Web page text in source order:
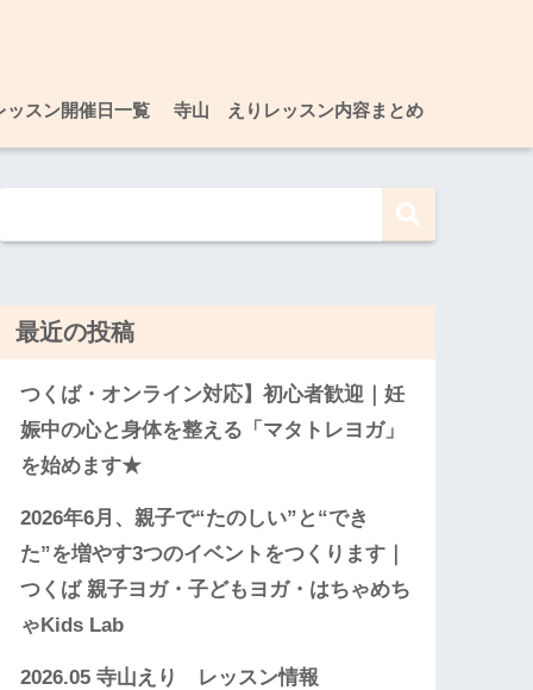
スン開催日一覧 寺山 えりレッスン内容まとめ
最近の投稿
つくば・オンライン対応】初心者歓迎｜妊
娠中の心と身体を整える「マタトレヨガ」
を始めます★
2026年6月、親子で“たのしい”と“でき
た”を増やす3つのイベントをつくります｜
つくば 親子ヨガ・子どもヨガ・はちゃめち
ゃKids Lab
2026.05 寺山えり レッスン情報